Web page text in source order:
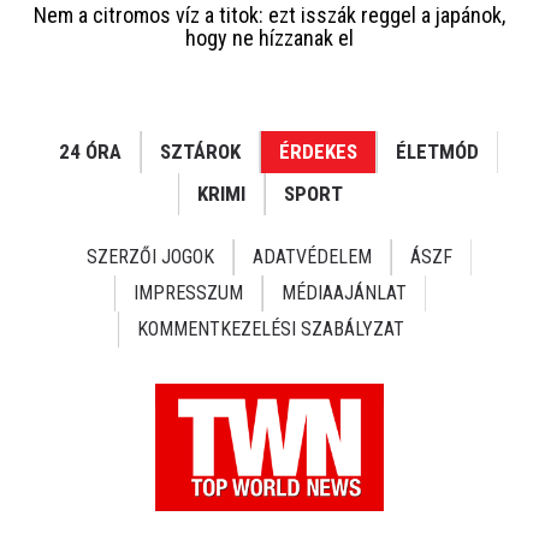
Nem a citromos víz a titok: ezt isszák reggel a japánok,
hogy ne hízzanak el
24 ÓRA SZTÁROK ÉRDEKES
ÉLETMÓD
KRIMI
SPORT
SZERZŐI JOGOK ADATVÉDELEM
ÁSZF
IMPRESSZUM
MÉDIAAJÁNLAT
KOMMENTKEZELÉSI SZABÁLYZAT